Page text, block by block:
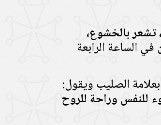
بالخشوع،
الساعة الرابعة
الصليب ويقول:
للنفس وراحة للروح